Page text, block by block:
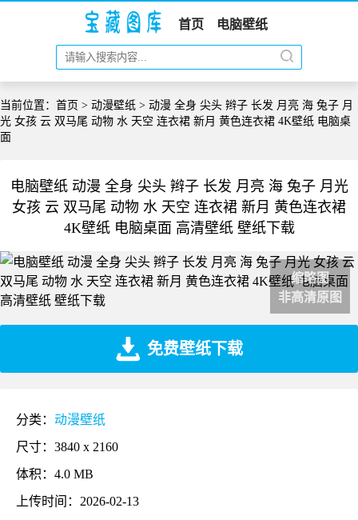
首页 电脑壁纸
当前位置： 首页 > 动漫壁纸 > 动漫 全身 尖头 辫子 长发 月亮 海 兔子 月
光 女孩 云 双马尾 动物 水 天空 连衣裙 新月 黄色连衣裙 4K壁纸 电脑桌
面
电脑壁纸 动漫 全身 尖头 辫子 长发 月亮 海 兔子 月光
女孩 云 双马尾 动物 水 天空 连衣裙 新月 黄色连衣裙
4K壁纸 电脑桌面 高清壁纸 壁纸下载
缩略图
非高清原图
免费壁纸下载
分类： 动漫壁纸
尺寸：3840 x 2160
体积：4.0 MB
上传时间：2026-02-13